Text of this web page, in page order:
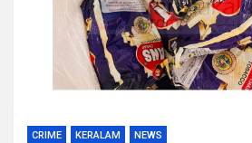
CRIME KERALAM NEWS